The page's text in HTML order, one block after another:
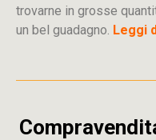
trovarne in grosse
un bel guadagno. Leggi